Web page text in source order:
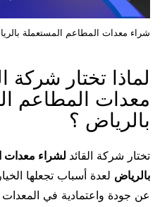
شراء معدات المطاعم المستعملة
لماذا تختار شركة
معدات المطاعم
بالرياض ؟
تختار شركة القائد لشراء معدات
بالرياض لعدة أسباب تجعلها
عن جودة واعتمادية في